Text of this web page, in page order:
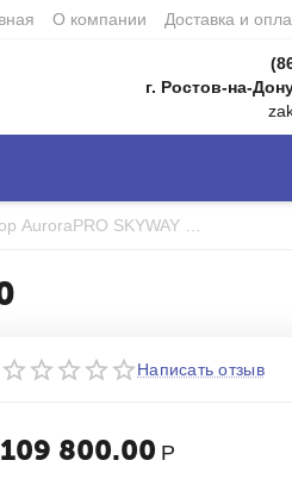
О компании Доставка и
г. Ростов-на-
Написать отзыв
109 800.00 Р